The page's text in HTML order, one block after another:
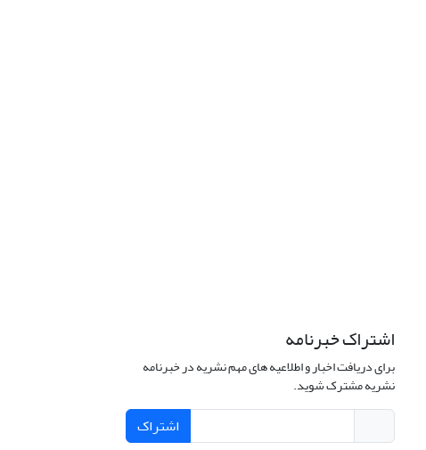
اشتراک خبرنامه
برای دریافت اخبار و اطلاعیه های مهم نشریه در خبرنامه
نشریه مشترک شوید.
اشتراک